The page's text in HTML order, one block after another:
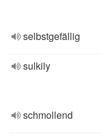
selbstgefällig
sulkily
schmollend